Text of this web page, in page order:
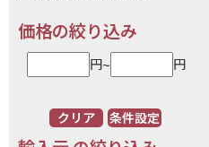
価格の絞り込み
円~ 円
条件設定
クリア